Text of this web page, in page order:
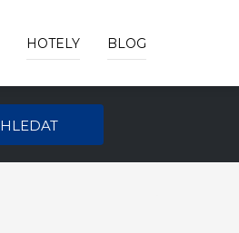
HOTELY BLOG
HLEDAT